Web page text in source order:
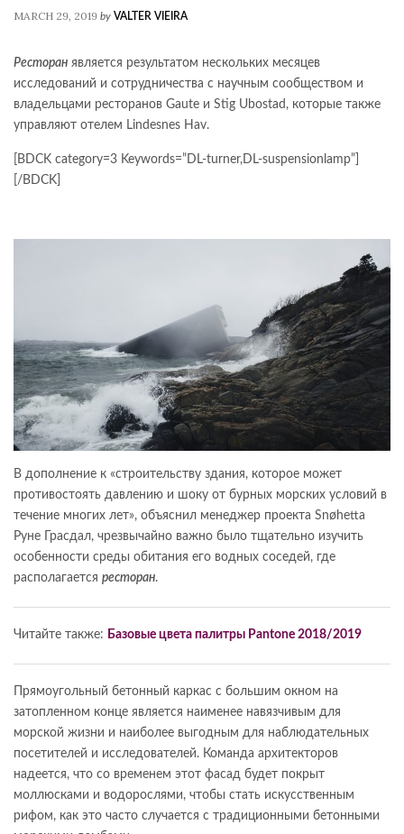
MARCH 29, 2019 by VALTER VIEIRA
Ресторан является результатом нескольких месяцев
исследований и сотрудничества с научным сообществом и
владельцами ресторанов Gaute и Stig Ubostad, которые также
управляют отелем Lindesnes Hav.
[BDCK category=3 Keywords=”DL-turner,DL-suspensionlamp”]
[/BDCK]
В дополнение к «строительству здания, которое может
противостоять давлению и шоку от бурных морских условий в
течение многих лет», объяснил менеджер проекта Snøhetta
Руне Грасдал, чрезвычайно важно было тщательно изучить
особенности среды обитания его водных соседей, где
располагается ресторан.
Читайте также: Базовые цвета палитры Pantone 2018/2019
Прямоугольный бетонный каркас с большим окном на
затопленном конце является наименее навязчивым для
морской жизни и наиболее выгодным для наблюдательных
посетителей и исследователей. Команда архитекторов
надеется, что со временем этот фасад будет покрыт
моллюсками и водорослями, чтобы стать искусственным
рифом, как это часто случается с традиционными бетонными